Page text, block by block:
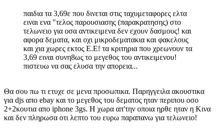
παιδια τα 3,69ε που δινεται στις ταχυμεταφορες ελτα
ειναι ενα "τελος παρουσιασης (παρακρατησης) στο
τελωνειο για οσα αντικειμενα δεν εχουν δασμους! και
αφορα δεματα, και οχι μικροδεματακια και φακελους
και χια χωρες εκτος Ε.Ε! τα κριτηρια που χρεωνουν τα
3,69 ειναι συνη8ως το μεγεθος του αντικειμενου!
πιστευω να σας ελυσα την απορεια...
Θα σου πω τι ετυχε σε μενα προσωπικα. Παρηγγειλα ακουστικα
για djs απο ebay και το μεγεθος του δεματος ηταν περιπου οσο
2+2κουτια απο iphone 3gs. Η χωρα απ'την οποια ηρθε ηταν η Κινα
και δεν πληρωσα οτι λεπτο του ευρω παραπανω για τελωνειο!